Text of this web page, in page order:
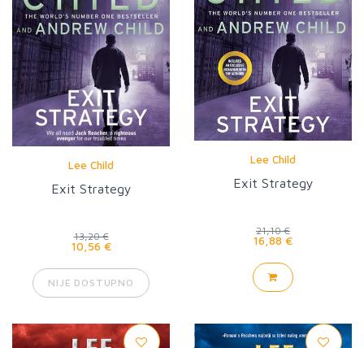
Lee Child
Exit Strategy
13,20 €
10,56 €
NIJE DOSTUPNO
Lee Child
Exit Strategy
21,10 €
16,88 €